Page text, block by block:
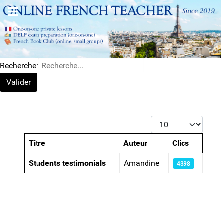
Rechercher
Valider
Afficher #
Articles
Titre Auteur Clics
Students testimonials Amandine 4398